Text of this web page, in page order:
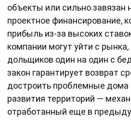
объекты или сильно завязан
проектное финансирование,
прибыль из-за высоких
компании могут уйти с рынка,
дольщиков один на один с
закон гарантирует возврат
достроить проблемные
развития территорий —
отработанный еще в